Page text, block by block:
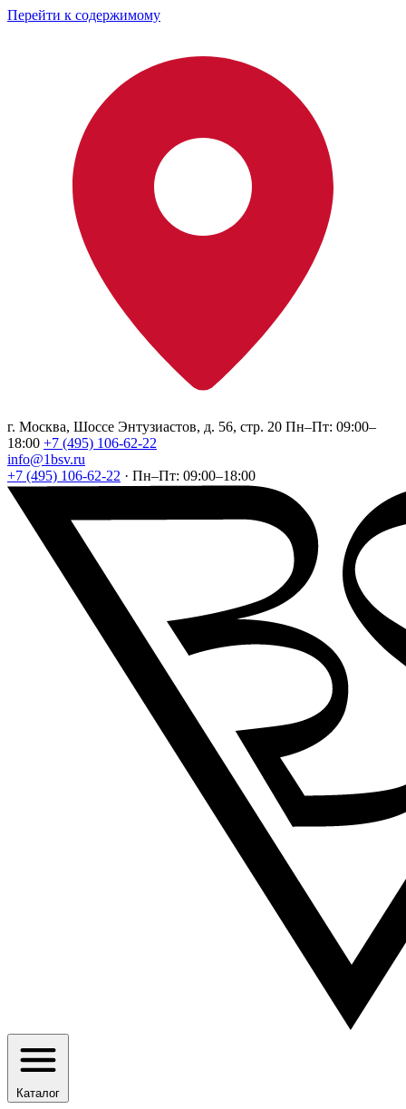
Перейти к содержимому
г. Москва, Шоссе Энтузиастов, д. 56, стр. 20 Пн–Пт: 09:00–
18:00 +7 (495) 106-62-22
info@1bsv.ru
+7 (495) 106-62-22 · Пн–Пт: 09:00–18:00
Каталог